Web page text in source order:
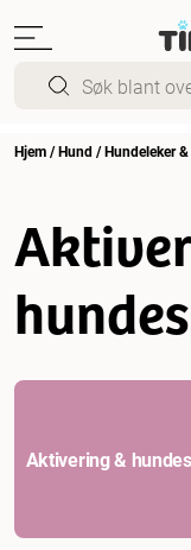
Hjem/Hund/Hundeleker
Aktivering &